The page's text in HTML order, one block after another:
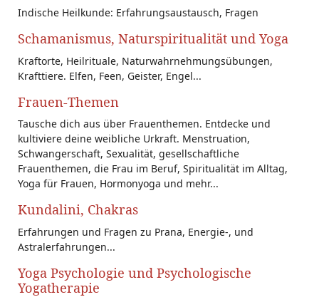
Indische Heilkunde: Erfahrungsaustausch, Fragen
Schamanismus, Naturspiritualität und Yoga
Kraftorte, Heilrituale, Naturwahrnehmungsübungen,
Krafttiere. Elfen, Feen, Geister, Engel...
Frauen-Themen
Tausche dich aus über Frauenthemen. Entdecke und
kultiviere deine weibliche Urkraft. Menstruation,
Schwangerschaft, Sexualität, gesellschaftliche
Frauenthemen, die Frau im Beruf, Spiritualität im Alltag,
Yoga für Frauen, Hormonyoga und mehr...
Kundalini, Chakras
Erfahrungen und Fragen zu Prana, Energie-, und
Astralerfahrungen...
Yoga Psychologie und Psychologische
Yogatherapie